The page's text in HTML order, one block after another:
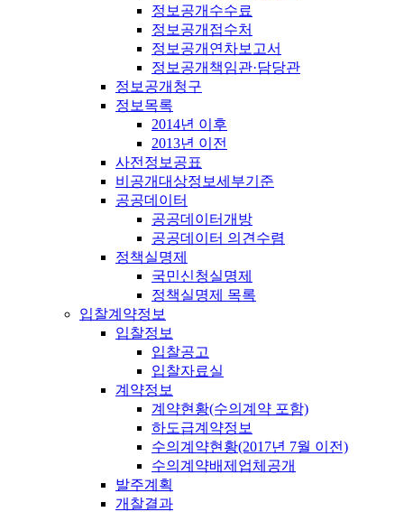
정보공개수수료
정보공개접수처
정보공개연차보고서
정보공개책임관·담당관
정보공개청구
정보목록
2014년 이후
2013년 이전
사전정보공표
비공개대상정보세부기준
공공데이터
공공데이터개방
공공데이터 의견수렴
정책실명제
국민신청실명제
정책실명제 목록
입찰계약정보
입찰정보
입찰공고
입찰자료실
계약정보
계약현황(수의계약 포함)
하도급계약정보
수의계약현황(2017년 7월 이전)
수의계약배제업체공개
발주계획
개찰결과